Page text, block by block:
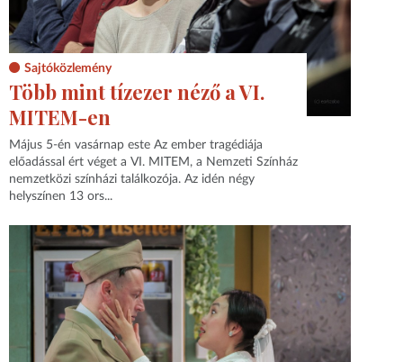
Sajtóközlemény
Több mint tízezer néző a VI.
MITEM-en
Május 5-én vasárnap este Az ember tragédiája
előadással ért véget a VI. MITEM, a Nemzeti Színház
nemzetközi színházi találkozója. Az idén négy
helyszínen 13 ors...